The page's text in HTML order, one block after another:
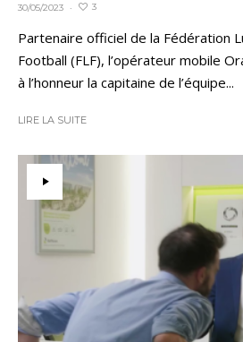
30/05/2023 · 3
Partenaire officiel de la Fédération
Football (FLF), l’opérateur mobile
à l’honneur la capitaine de l’équipe...
LIRE LA SUITE